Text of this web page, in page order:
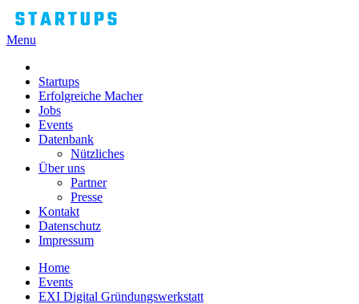
Württemberg
Menu
Startups
Erfolgreiche Macher
Jobs
Events
Datenbank
Nützliches
Über uns
Partner
Presse
Kontakt
Datenschutz
Impressum
Home
Events
EXI Digital Gründungswerkstatt